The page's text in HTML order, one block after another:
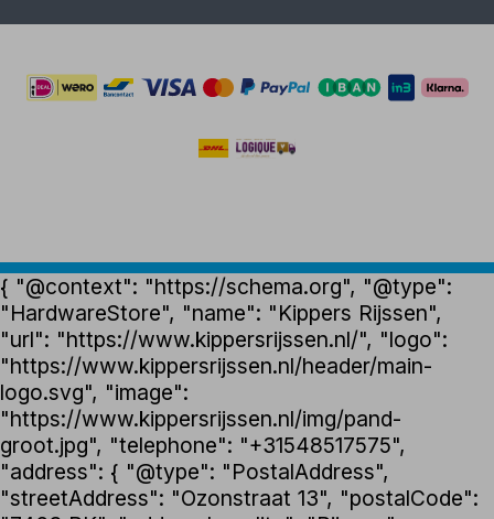
{ "@context": "https://schema.org", "@type":
"HardwareStore", "name": "Kippers Rijssen",
"url": "https://www.kippersrijssen.nl/", "logo":
"https://www.kippersrijssen.nl/header/main-
logo.svg", "image":
"https://www.kippersrijssen.nl/img/pand-
groot.jpg", "telephone": "+31548517575",
"address": { "@type": "PostalAddress",
"streetAddress": "Ozonstraat 13", "postalCode":